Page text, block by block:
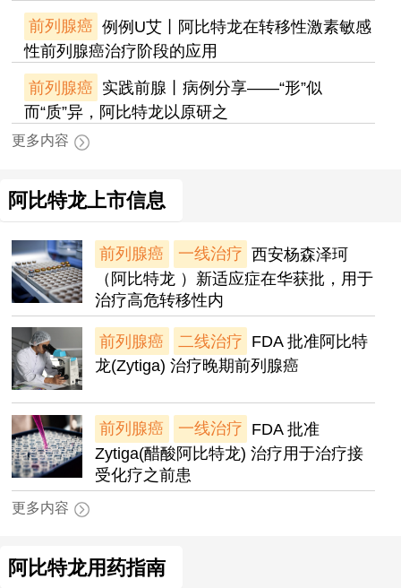
前列腺癌 例例U艾丨阿比特龙在转移性激素敏感
性前列腺癌治疗阶段的应用
前列腺癌 实践前腺丨病例分享——“形”似
而“质”异，阿比特龙以原研之
更多内容
阿比特龙上市信息
前列腺癌 一线治疗 西安杨森泽珂
（阿比特龙 ）新适应症在华获批，用于
治疗高危转移性内
前列腺癌 二线治疗 FDA 批准阿比特
龙(Zytiga) 治疗晚期前列腺癌
前列腺癌 一线治疗 FDA 批准
Zytiga(醋酸阿比特龙) 治疗用于治疗接
受化疗之前患
更多内容
阿比特龙用药指南